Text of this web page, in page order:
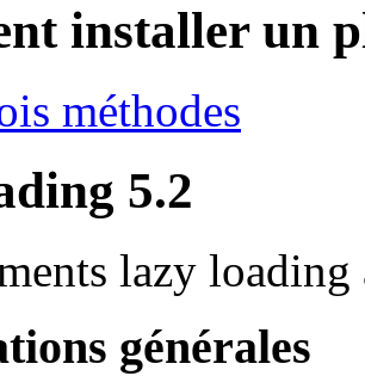
installer un
méthodes
5.2
lazy
générales